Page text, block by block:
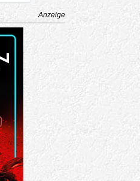
Anzeige